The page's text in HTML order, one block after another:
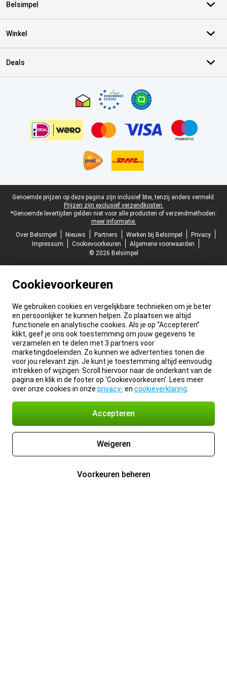
Belsimpel
Winkel
Deals
Juridische voettekst
Genoemde prijzen op deze pagina zijn inclusief btw, tenzij anders vermeld.
Prijzen zijn exclusief verzendkosten.
*Genoemde levertijden gelden niet voor alle producten of verzendmethoden:
meer informatie.
Over Belsimpel
Nieuws Partners Werken bij Belsimpel
Privacy
Impressum
Cookievoorkeuren
Algemene voorwaarden
© 2026 Belsimpel
Cookievoorkeuren
We gebruiken cookies en vergelijkbare technieken om je beter
en persoonlijker te kunnen helpen. Zo plaatsen we altijd
functionele en analytische cookies. Als je op “Accepteren”
klikt, geef je ons ook toestemming om jouw gegevens te
verzamelen en te delen met 3 partners voor
marketingdoeleinden. Zo kunnen we advertenties tonen die
voor jou relevant zijn. Je kunt je toestemming altijd eenvoudig
intrekken of wijzigen. Scroll hiervoor naar de onderkant van de
pagina en klik in de footer op 'Cookievoorkeuren'. Lees meer
over onze cookies in onze privacy- en cookieverklaring
Accepteren
Weigeren
Voorkeuren beheren